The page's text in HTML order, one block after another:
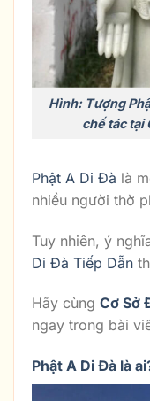
Hình: Tượng
chế tác tại
Phật A Di Đà là
nhiều người thờ
Tuy nhiên, ý
Di Đà Tiếp Dẫn
Hãy cùng Cơ Sở
ngay trong bài
Phật A Di Đà là